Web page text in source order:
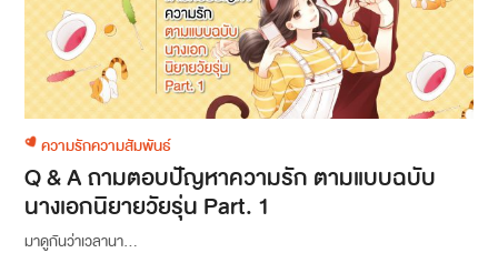
ความรักความสัมพันธ์
Q & A ถามตอบปัญหาความรัก ตามแบบฉบับ
นางเอกนิยายวัยรุ่น Part. 1
มาดูกันว่าเวลานา...